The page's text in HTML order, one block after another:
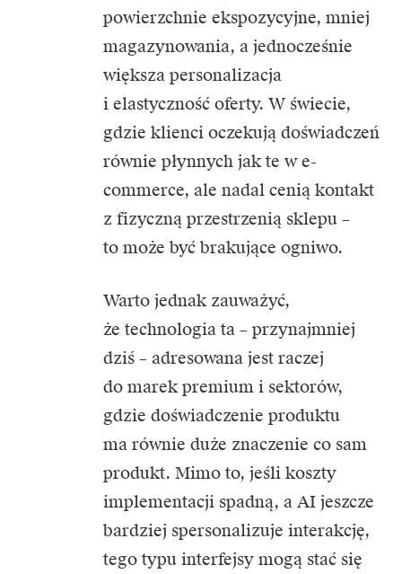
powierzchnie ekspozycyjne, mniej
magazynowania, a jednocześnie
większa personalizacja
i elastyczność oferty. W świecie,
gdzie klienci oczekują doświadczeń
równie płynnych jak te w e-
commerce, ale nadal cenią kontakt
z fizyczną przestrzenią sklepu –
to może być brakujące ogniwo.
Warto jednak zauważyć,
że technologia ta – przynajmniej
dziś – adresowana jest raczej
do marek premium i sektorów,
gdzie doświadczenie produktu
ma równie duże znaczenie co sam
produkt. Mimo to, jeśli koszty
implementacji spadną, a AI jeszcze
bardziej spersonalizuje interakcję,
tego typu interfejsy mogą stać się